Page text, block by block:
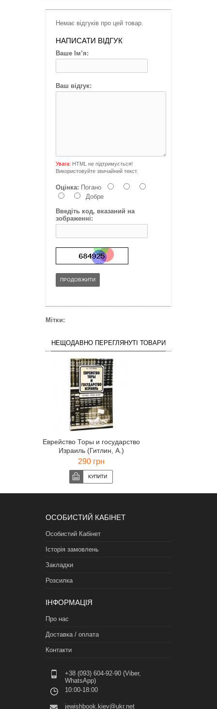
Немає відгуків про цей товар.
НАПИСАТИ ВІДГУК
Ваше Ім’я:
Ваш відгук:
Увага: HTML не підтримується!
Використовуйте звичайний текст.
Оцінка: Погано
Добре
Введіть код, вказаний на
зображенні:
ПРОДОВЖИТИ
Мітки:
НЕЩОДАВНО ПЕРЕГЛЯНУТІ ТОВАРИ
Еврейство Торы и государство
Израиль (Гитлин, А.)
290 грн
ОСОБИСТИЙ КАБІНЕТ
Особистий Кабінет
Історія замовлень
Закладки
Розсилка
ІНФОРМАЦІЯ
Про нас
Доставка / оплата
Контакти
+38 (093) 604-92-90 (Viber,
WhatsApp)
10:00-18:00
jewishbook.kiev@ukr.net